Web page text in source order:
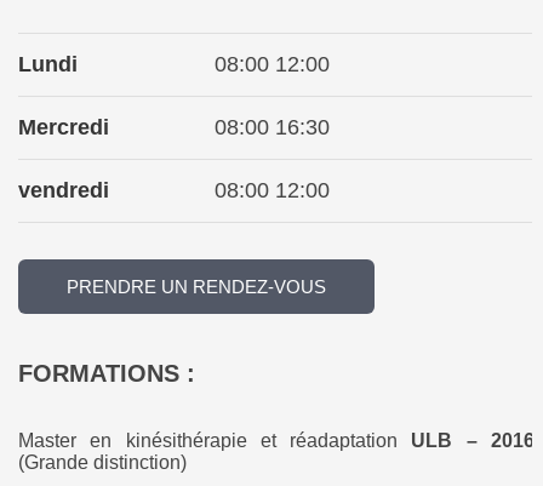
Lundi 08:00 12:00
Mercredi 08:00 16:30
vendredi 08:00 12:00
PRENDRE UN RENDEZ-VOUS
FORMATIONS :
Master en kinésithérapie et réadaptation ULB – 2016
(Grande distinction)